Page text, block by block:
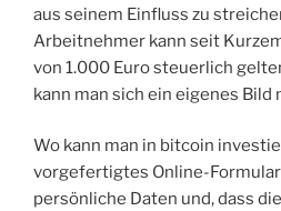
aus seinem Einfluss zu
Arbeitnehmer kann seit
von 1.000 Euro steuerlich
kann man sich ein eigenes Bild
Wo kann man in bitcoin
vorgefertigtes Online-
persönliche Daten und, dass